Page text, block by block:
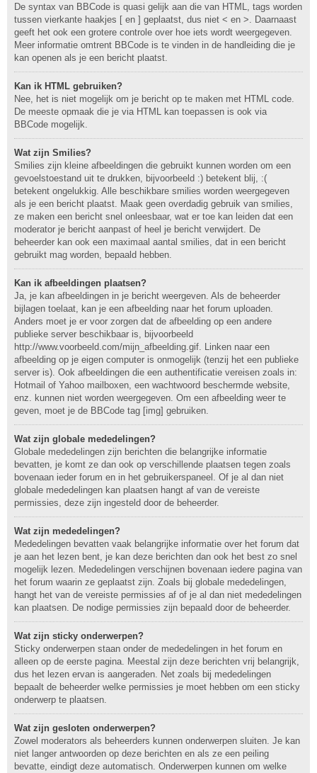
De syntax van BBCode is quasi gelijk aan die van HTML, tags worden
tussen vierkante haakjes [ en ] geplaatst, dus niet < en >. Daarnaast
geeft het ook een grotere controle over hoe iets wordt weergegeven.
Meer informatie omtrent BBCode is te vinden in de handleiding die je
kan openen als je een bericht plaatst.
Kan ik HTML gebruiken?
Nee, het is niet mogelijk om je bericht op te maken met HTML code.
De meeste opmaak die je via HTML kan toepassen is ook via
BBCode mogelijk.
Wat zijn Smilies?
Smilies zijn kleine afbeeldingen die gebruikt kunnen worden om een
gevoelstoestand uit te drukken, bijvoorbeeld :) betekent blij, :(
betekent ongelukkig. Alle beschikbare smilies worden weergegeven
als je een bericht plaatst. Maak geen overdadig gebruik van smilies,
ze maken een bericht snel onleesbaar, wat er toe kan leiden dat een
moderator je bericht aanpast of heel je bericht verwijdert. De
beheerder kan ook een maximaal aantal smilies, dat in een bericht
gebruikt mag worden, bepaald hebben.
Kan ik afbeeldingen plaatsen?
Ja, je kan afbeeldingen in je bericht weergeven. Als de beheerder
bijlagen toelaat, kan je een afbeelding naar het forum uploaden.
Anders moet je er voor zorgen dat de afbeelding op een andere
publieke server beschikbaar is, bijvoorbeeld
http://www.voorbeeld.com/mijn_afbeelding.gif. Linken naar een
afbeelding op je eigen computer is onmogelijk (tenzij het een publieke
server is). Ook afbeeldingen die een authentificatie vereisen zoals in:
Hotmail of Yahoo mailboxen, een wachtwoord beschermde website,
enz. kunnen niet worden weergegeven. Om een afbeelding weer te
geven, moet je de BBCode tag [img] gebruiken.
Wat zijn globale mededelingen?
Globale mededelingen zijn berichten die belangrijke informatie
bevatten, je komt ze dan ook op verschillende plaatsen tegen zoals
bovenaan ieder forum en in het gebruikerspaneel. Of je al dan niet
globale mededelingen kan plaatsen hangt af van de vereiste
permissies, deze zijn ingesteld door de beheerder.
Wat zijn mededelingen?
Mededelingen bevatten vaak belangrijke informatie over het forum dat
je aan het lezen bent, je kan deze berichten dan ook het best zo snel
mogelijk lezen. Mededelingen verschijnen bovenaan iedere pagina van
het forum waarin ze geplaatst zijn. Zoals bij globale mededelingen,
hangt het van de vereiste permissies af of je al dan niet mededelingen
kan plaatsen. De nodige permissies zijn bepaald door de beheerder.
Wat zijn sticky onderwerpen?
Sticky onderwerpen staan onder de mededelingen in het forum en
alleen op de eerste pagina. Meestal zijn deze berichten vrij belangrijk,
dus het lezen ervan is aangeraden. Net zoals bij mededelingen
bepaalt de beheerder welke permissies je moet hebben om een sticky
onderwerp te plaatsen.
Wat zijn gesloten onderwerpen?
Zowel moderators als beheerders kunnen onderwerpen sluiten. Je kan
niet langer antwoorden op deze berichten en als ze een peiling
bevatte, eindigt deze automatisch. Onderwerpen kunnen om welke